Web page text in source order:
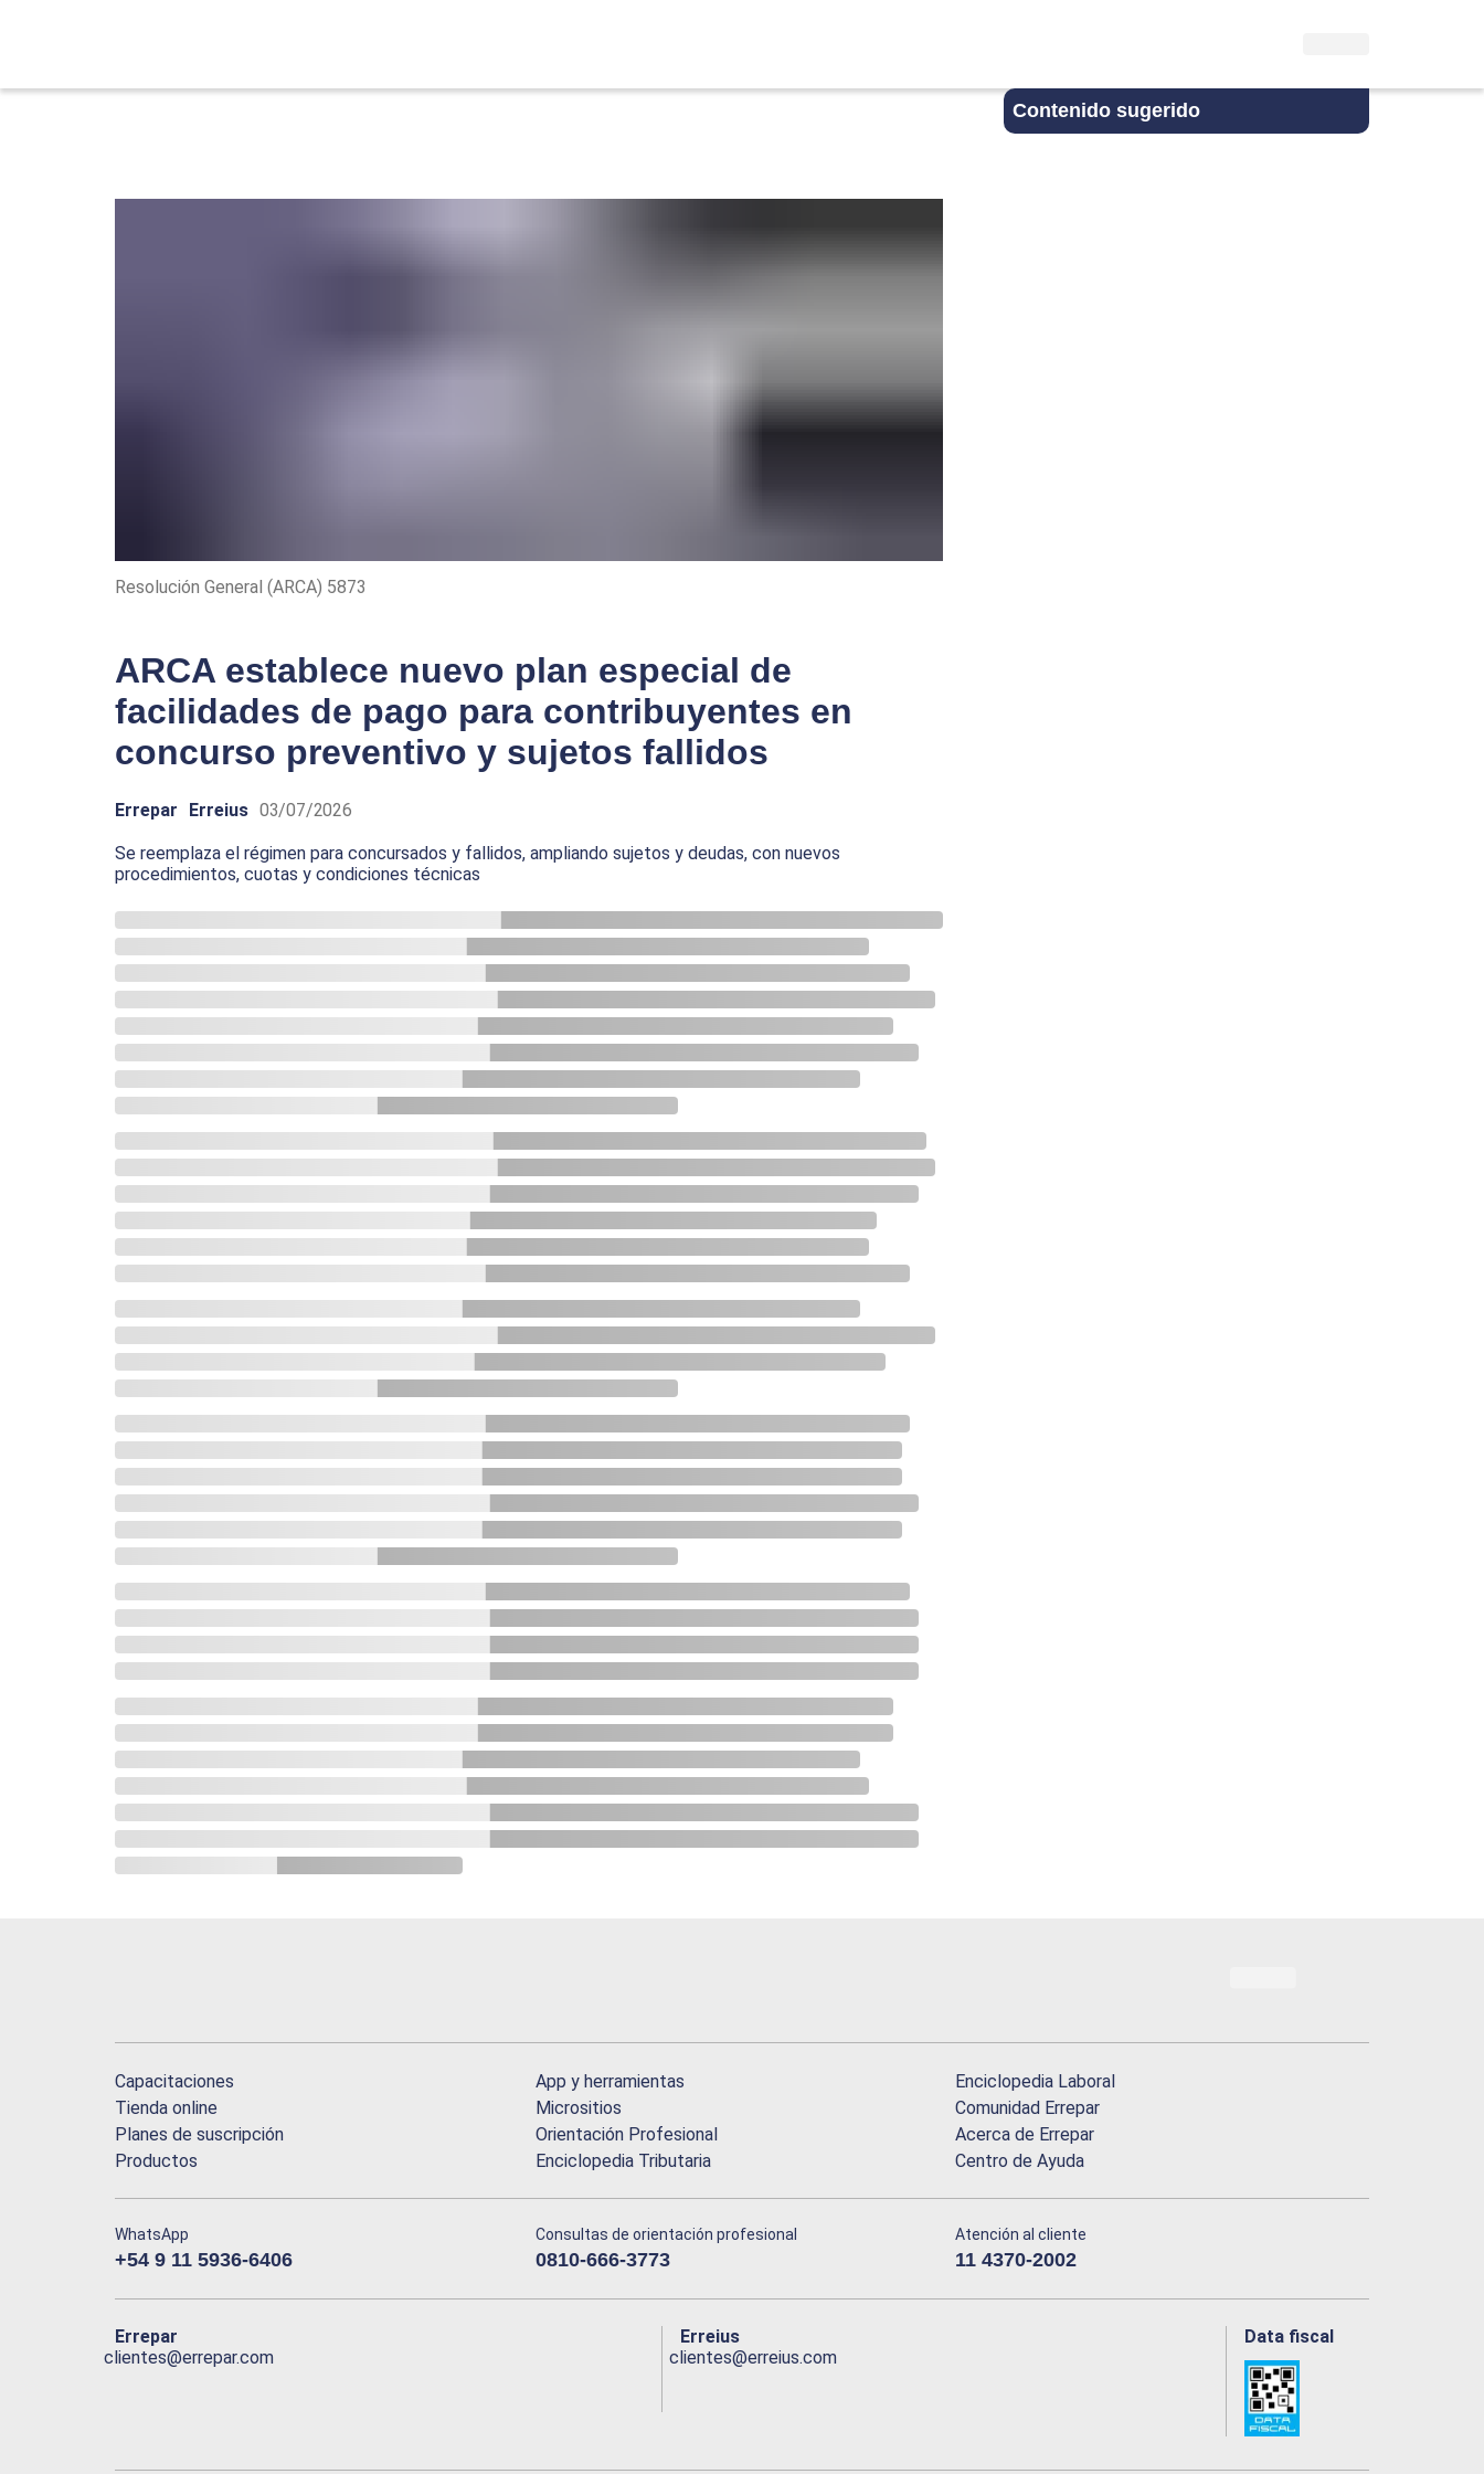
Contenido sugerido
Resolución General (ARCA) 5873
ARCA establece nuevo plan especial de
facilidades de pago para contribuyentes en
concurso preventivo y sujetos fallidos
Errepar Erreius 03/07/2026
Se reemplaza el régimen para concursados y fallidos, ampliando sujetos y deudas, con nuevos
procedimientos, cuotas y condiciones técnicas
Capacitaciones
Tienda online
Planes de suscripción
Productos
App y herramientas
Micrositios
Orientación Profesional
Enciclopedia Tributaria
Enciclopedia Laboral
Comunidad Errepar
Acerca de Errepar
Centro de Ayuda
WhatsApp
+54 9 11 5936-6406
Consultas de orientación profesional
0810-666-3773
Atención al cliente
11 4370-2002
Errepar
clientes@errepar.com
Erreius
clientes@erreius.com
Data fiscal